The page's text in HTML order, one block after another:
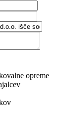
opreme